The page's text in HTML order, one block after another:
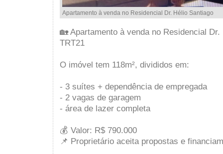
Apartamento à venda no Residencial Dr. Hélio Santiago
🏡 Apartamento à venda no Residencial
TRT21
O imóvel tem 118m², divididos em:
- 3 suítes + dependência de empregada
- 2 vagas de garagem
- área de lazer completa
💰 Valor: R$ 790.000
📌 Proprietário aceita propostas e